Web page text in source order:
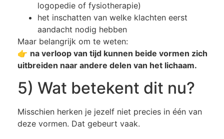
logopedie of fysiotherapie)
het inschatten van welke klachten eerst
aandacht nodig hebben
Maar belangrijk om te weten:
👉 na verloop van tijd kunnen beide vormen zich
uitbreiden naar andere delen van het lichaam.
5) Wat betekent dit nu?
Misschien herken je jezelf niet precies in één van
deze vormen. Dat gebeurt vaak.